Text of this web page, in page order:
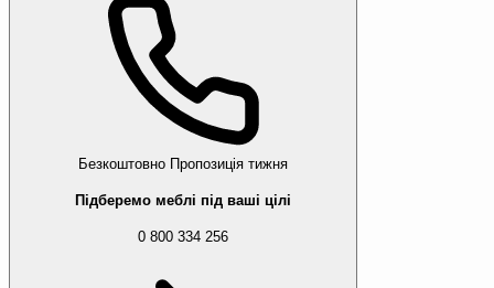
Безкоштовно Пропозиція тижня
Підберемо меблі під ваші цілі
0 800 334 256